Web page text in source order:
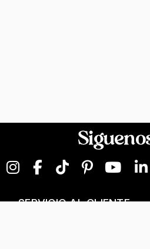
SERVICIO AL CLIENTE